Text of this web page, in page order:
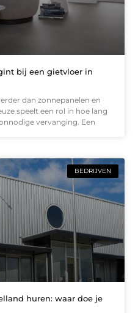
bij een gietvloer in
dan zonnepanelen en
speelt een rol in hoe lang
vervanging. Een
BEDRIJVEN
huren: waar doe je